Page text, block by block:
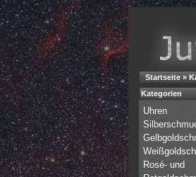
Startseite »
Kategorien
Uhren
Rosé- und